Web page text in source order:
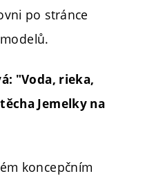
po stránce
"Voda, rieka,
Jemelky na
koncepčním